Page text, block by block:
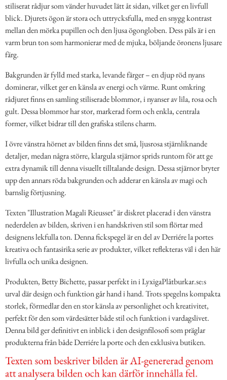
stiliserat rådjur som vänder huvudet lätt åt sidan, vilket ger en livfull
blick. Djurets ögon är stora och uttrycksfulla, med en snygg kontrast
mellan den mörka pupillen och den ljusa ögongloben. Dess päls är i en
varm brun ton som harmonierar med de mjuka, böljande öronens ljusare
färg.
Bakgrunden är fylld med starka, levande färger – en djup röd nyans
dominerar, vilket ger en känsla av energi och värme. Runt omkring
rådjuret finns en samling stiliserade blommor, i nyanser av lila, rosa och
gult. Dessa blommor har stor, markerad form och enkla, centrala
former, vilket bidrar till den grafiska stilens charm.
I övre vänstra hörnet av bilden finns det små, ljusrosa stjärnliknande
detaljer, medan några större, klargula stjärnor sprids runtom för att ge
extra dynamik till denna visuellt tilltalande design. Dessa stjärnor bryter
upp den annars röda bakgrunden och adderar en känsla av magi och
barnslig förtjusning.
Texten "Illustration Magali Rieusset" är diskret placerad i den vänstra
nederdelen av bilden, skriven i en handskriven stil som flörtar med
designens lekfulla ton. Denna fickspegel är en del av Derriére la portes
kreativa och fantasirika serie av produkter, vilket reflekteras väl i den här
livfulla och unika designen.
Produkten, Betty Bichette, passar perfekt in i LyxigaPlåtburkar.se:s
urval där design och funktion går hand i hand. Trots spegelns kompakta
storlek, förmedlar den en stor känsla av personlighet och kreativitet,
perfekt för den som värdesätter både stil och funktion i vardagslivet.
Denna bild ger definitivt en inblick i den designfilosofi som präglar
produkterna från både Derriére la porte och den exklusiva butiken.